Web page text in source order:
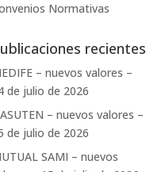
Normativas
recientes
– nuevos valores –
de julio de 2026
– nuevos valores –
de julio de 2026
SAMI – nuevos